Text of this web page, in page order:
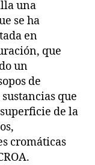
una
se ha
en
que
un
de
que
de la
cromáticas